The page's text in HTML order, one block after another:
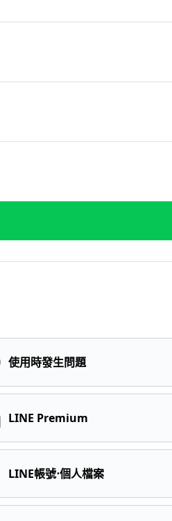
使用時發生問題
LINE Premium
LINE帳號⋅個人檔案